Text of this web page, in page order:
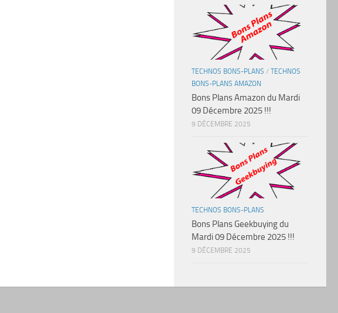
TECHNOS BONS-PLANS / TECHNOS
BONS-PLANS AMAZON
Bons Plans Amazon du Mardi
09 Décembre 2025 !!!
9 DÉCEMBRE 2025
TECHNOS BONS-PLANS
Bons Plans Geekbuying du
Mardi 09 Décembre 2025 !!!
9 DÉCEMBRE 2025